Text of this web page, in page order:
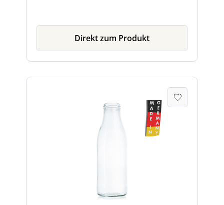
Direkt zum Produkt